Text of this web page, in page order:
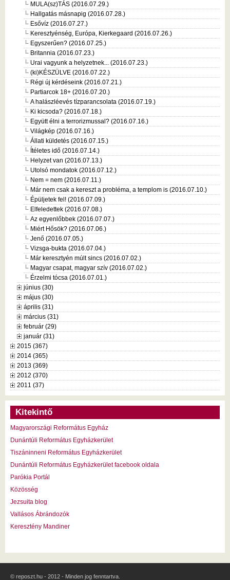
MULA(sz)TÁS (2016.07.29.)
Hallgatás másnapig (2016.07.28.)
Esővíz (2016.07.27.)
Keresztyénség, Európa, Kierkegaard (2016.07.26.)
Egyszerűen? (2016.07.25.)
Britannia (2016.07.23.)
Urai vagyunk a helyzetnek... (2016.07.23.)
(ki)KÉSZÜLVE (2016.07.22.)
Régi új kérdéseink (2016.07.21.)
Partiarcok 18+ (2016.07.20.)
A halászléevés tízparancsolata (2016.07.19.)
Ki kicsoda? (2016.07.18.)
Együtt élni a terrorizmussal? (2016.07.16.)
Világkép (2016.07.16.)
Állati küldetés (2016.07.15.)
Ítéletes idő (2016.07.14.)
Helyzet van (2016.07.13.)
Utolsó mondatok (2016.07.12.)
Nem = nem (2016.07.11.)
Már nem csak a kereszt a probléma, a templom is (2016.07.10.)
Épüljetek fel! (2016.07.09.)
Elfeledettek (2016.07.08.)
Az egyenlőbbek (2016.07.07.)
Miért Hősök? (2016.07.06.)
Jenő (2016.07.05.)
Vizsga-bukta (2016.07.04.)
Már keresztyén múlt sincs (2016.07.02.)
Magyar csapat, magyar szív (2016.07.02.)
Érzelmi tócsa (2016.07.01.)
június (30)
május (30)
április (31)
március (31)
február (29)
január (31)
2015 (367)
2014 (365)
2013 (369)
2012 (370)
2011 (37)
Kitekintő
Magyarországi Református Egyház
Dunántúli Református Egyházkerület
Tiszáninneni Református Egyházkerület
Dunántúli Református Egyházkerület facebook oldala
Parókia Portál
Közösség
Jezsuita blog
Vallásos Ábrándozók
Keresztény Mandiner
© reposzt.hu - 2012 - Minden jog fenntartva.